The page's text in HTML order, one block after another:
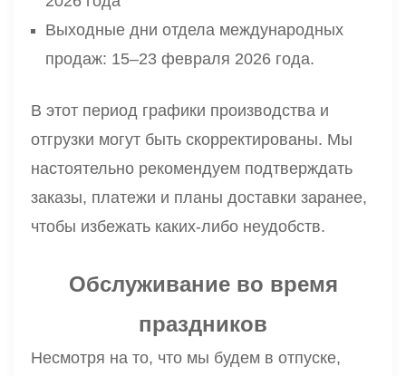
Выходные дни отдела международных
продаж: 15–23 февраля 2026 года.
В этот период графики производства и
отгрузки могут быть скорректированы. Мы
настоятельно рекомендуем подтверждать
заказы, платежи и планы доставки заранее,
чтобы избежать каких-либо неудобств.
Обслуживание во время
праздников
Несмотря на то, что мы будем в отпуске,